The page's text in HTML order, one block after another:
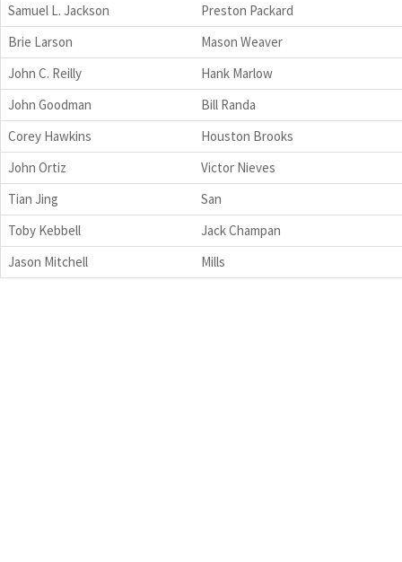
Samuel L. Jackson
Preston Packard
Brie Larson
Mason Weaver
John C. Reilly
Hank Marlow
John Goodman
Bill Randa
Corey Hawkins
Houston Brooks
John Ortiz
Victor Nieves
Tian Jing
San
Toby Kebbell
Jack Champan
Jason Mitchell
Mills